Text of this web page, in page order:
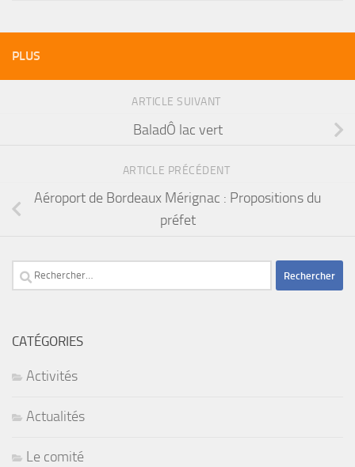
PLUS
ARTICLE SUIVANT
BaladÔ lac vert
ARTICLE PRÉCÉDENT
Aéroport de Bordeaux Mérignac : Propositions du
préfet
Rechercher :
CATÉGORIES
Activités
Actualités
Le comité